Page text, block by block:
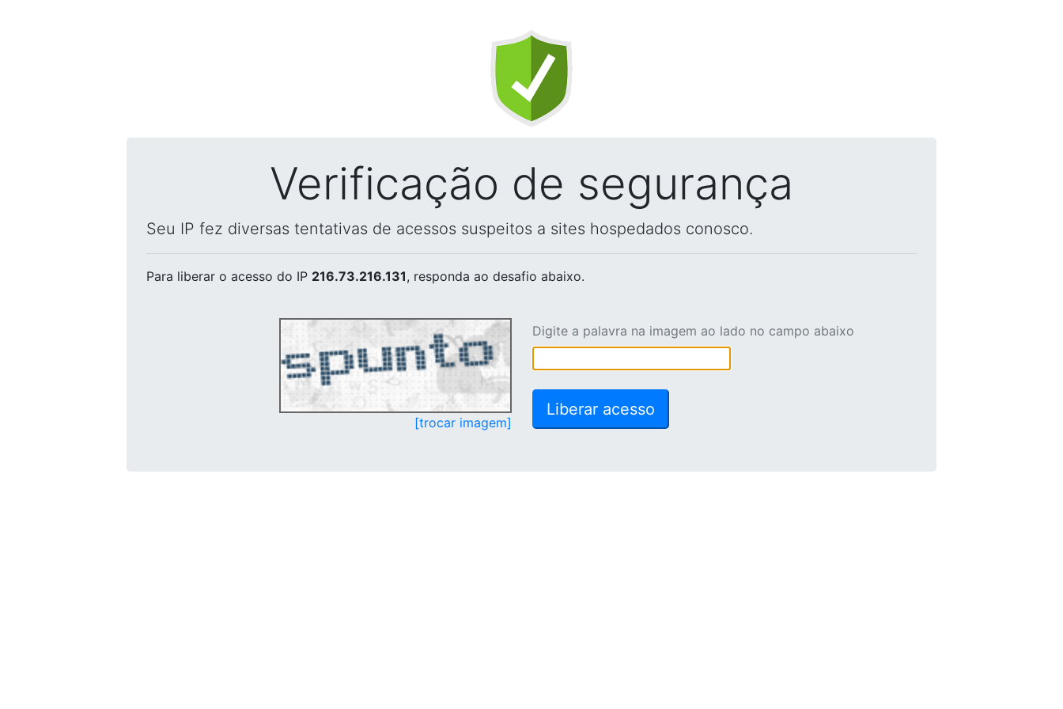
Verificação de segurança
Seu IP fez diversas tentativas de acessos suspeitos a sites hospedados conosco.
Para liberar o acesso do IP 216.73.216.131, responda ao desafio abaixo.
[trocar imagem]
Digite a palavra na imagem ao lado no campo abaixo